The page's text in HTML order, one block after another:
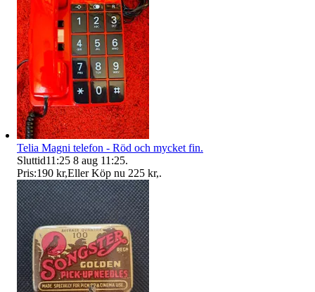
Telia Magni telefon - Röd och mycket fin.
Sluttid11:25 8 aug 11:25.
Pris:190 kr,Eller Köp nu 225 kr,.